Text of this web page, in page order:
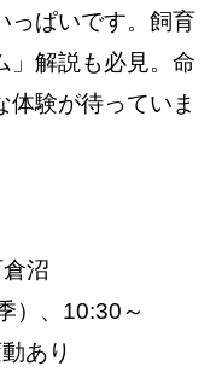
っぱいです。飼育
」解説も必見。命
体験が待っていま
沼
）、10:30～
あり